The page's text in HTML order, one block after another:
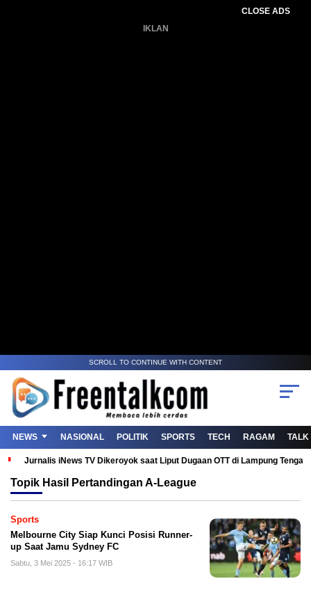
CLOSE ADS
IKLAN
SCROLL TO CONTINUE WITH CONTENT
NEWS NASIONAL POLITIK SPORTS TECH RAGAM TALK
Jurnalis iNews TV Dikeroyok saat Liput Dugaan OTT di Lampung
Topik Hasil Pertandingan A-League
Sports
Melbourne City Siap Kunci Posisi Runner-
up Saat Jamu Sydney FC
Sabtu, 3 Mei 2025 - 16:17 WIB